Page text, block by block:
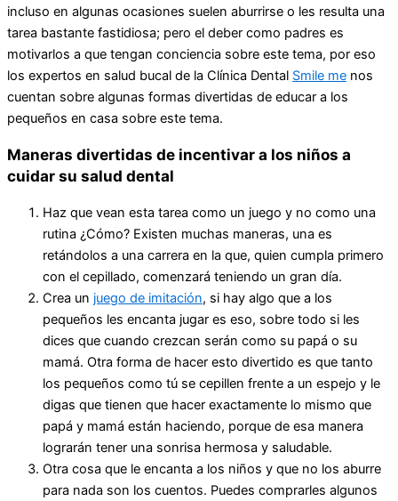
incluso en algunas ocasiones suelen aburrirse o les resulta una
tarea bastante fastidiosa; pero el deber como padres es
motivarlos a que tengan conciencia sobre este tema, por eso
los expertos en salud bucal de la Clínica Dental Smile me nos
cuentan sobre algunas formas divertidas de educar a los
pequeños en casa sobre este tema.
Maneras divertidas de incentivar a los niños a
cuidar su salud dental
Haz que vean esta tarea como un juego y no como una
rutina ¿Cómo? Existen muchas maneras, una es
retándolos a una carrera en la que, quien cumpla primero
con el cepillado, comenzará teniendo un gran día.
Crea un juego de imitación, si hay algo que a los
pequeños les encanta jugar es eso, sobre todo si les
dices que cuando crezcan serán como su papá o su
mamá. Otra forma de hacer esto divertido es que tanto
los pequeños como tú se cepillen frente a un espejo y le
digas que tienen que hacer exactamente lo mismo que
papá y mamá están haciendo, porque de esa manera
lograrán tener una sonrisa hermosa y saludable.
Otra cosa que le encanta a los niños y que no los aburre
para nada son los cuentos. Puedes comprarles algunos